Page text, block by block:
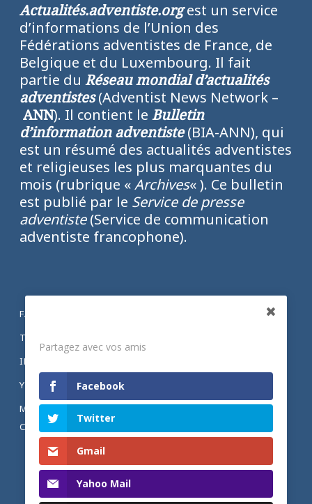
Actualités.adventiste.orgest un service
d’informations de l’Union des
Fédérations adventistes de France, de
Belgique et du Luxembourg. Il fait
partie du Réseau mondial d’actualités
adventistes(Adventist News Network –
ANN). Il contient le Bulletin
d’information adventiste(BIA-ANN), qui
est un résumé des actualités adventistes
et religieuses les plus marquantes du
mois (rubrique «Archives« ). Ce bulletin
est publié par le Service de presse
adventiste(Service de communication
adventiste francophone).
FACEBOOK
TWITTER
INSTAGRAM
YOUTUBE
MENTIONS LÉGALES ET POLITIQUE DE
CONFIDENTIALITÉ
Partagez avec vos amis
Facebook
Twitter
Gmail
Yahoo Mail